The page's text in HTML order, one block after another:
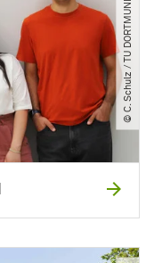
© C. Schulz ​/​ TU DORTMUND